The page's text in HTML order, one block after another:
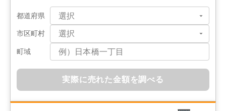
都道府県
市区町村
町域
実際に売れた金額を調べる